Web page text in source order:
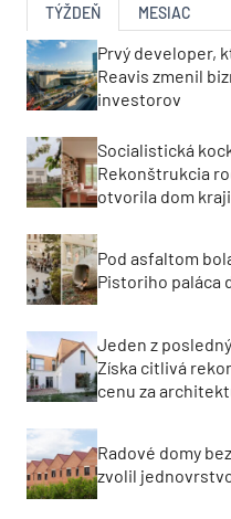
TÝŽDEŇ MESIAC
Prvý developer,
Reavis zmenil
investorov
Socialistická
Rekonštrukcia
otvorila dom
Pod asfaltom
Pistoriho paláca
Jeden z
Získa citlivá
cenu za
Radové domy
zvolil